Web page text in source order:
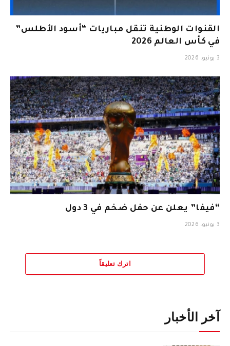
القنوات الوطنية تنقل مباريات “أسود الأطلس”
في كأس العالم 2026
3 يونيو، 2026
“فيفا” يعلن عن حفل ضخم في 3 دول
3 يونيو، 2026
اترك تعليقاً
آخر الأخبار